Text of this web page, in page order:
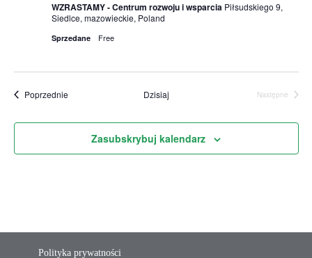
WZRASTAMY - Centrum rozwoju i wsparcia Piłsudskiego 9,
Siedlce, mazowieckie, Poland
Sprzedane Free
PoprzednieWydarzenia Dzisiaj
Następne
Zasubskrybuj kalendarz
Polityka prywatności